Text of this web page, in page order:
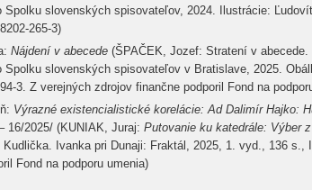
Spolku slovenských spisovateľov, 2024. Ilustrácie:
265-3)
Nájdení v abecede (ŠPAČEK, Jozef: Stratení v
Spolku slovenských spisovateľov v Bratislave, 2025.
3. Z verejných zdrojov finančne podporil Fond na
Výrazné existencialistické korelácie: Ad Dalimír Hajko:
16/2025/ (KUNIAK, Juraj: Putovanie ku katedrále: Výber
Kudlička. Ivanka pri Dunaji: Fraktál, 2025, 1. vyd., 136 s.,
Fond na podporu umenia)